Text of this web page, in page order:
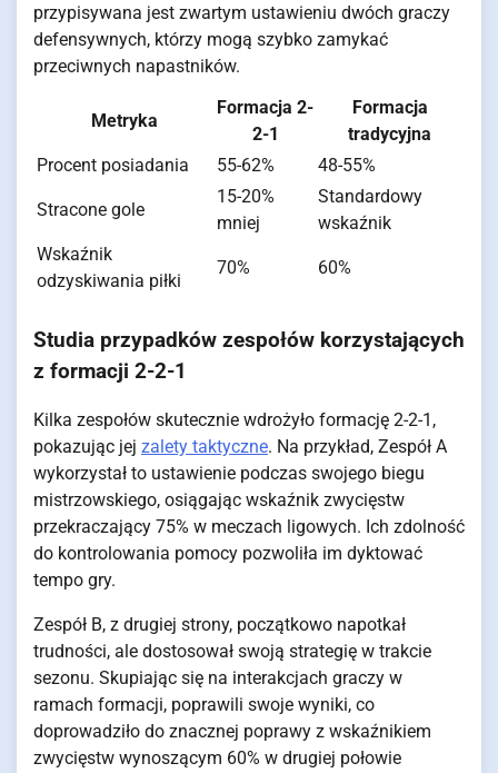
przypisywana jest zwartym ustawieniu dwóch graczy
defensywnych, którzy mogą szybko zamykać
przeciwnych napastników.
Metryka
Formacja 2-
2-1
Formacja
tradycyjna
Procent posiadania
55-62% 48-55%
Stracone gole
15-20%
mniej
Standardowy
wskaźnik
Wskaźnik
odzyskiwania piłki
70% 60%
Studia przypadków zespołów korzystających
z formacji 2-2-1
Kilka zespołów skutecznie wdrożyło formację 2-2-1,
pokazując jej zalety taktyczne. Na przykład, Zespół A
wykorzystał to ustawienie podczas swojego biegu
mistrzowskiego, osiągając wskaźnik zwycięstw
przekraczający 75% w meczach ligowych. Ich zdolność
do kontrolowania pomocy pozwoliła im dyktować
tempo gry.
Zespół B, z drugiej strony, początkowo napotkał
trudności, ale dostosował swoją strategię w trakcie
sezonu. Skupiając się na interakcjach graczy w
ramach formacji, poprawili swoje wyniki, co
doprowadziło do znacznej poprawy z wskaźnikiem
zwycięstw wynoszącym 60% w drugiej połowie